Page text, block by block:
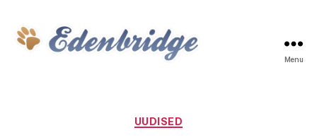
Menu
Categories
UUDISED